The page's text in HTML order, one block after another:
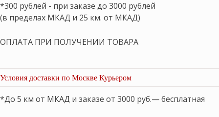
*300 рублей - при заказе до 3000 рублей
(в пределах МКАД и 25 км. от МКАД)
ОПЛАТА ПРИ ПОЛУЧЕНИИ ТОВАРА
Условия доставки по Москве Курьером
*До 5 км от МКАД и заказе от 3000 руб.— бесплатная